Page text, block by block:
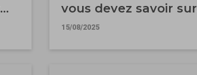
vous devez savoir sur
les charges.
15/08/2025